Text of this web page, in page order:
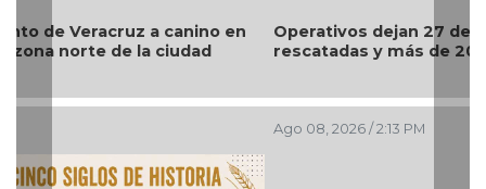
Operativos dejan 27 detenidos, dos personas
rescatadas y más de 200 dosis aseguradas